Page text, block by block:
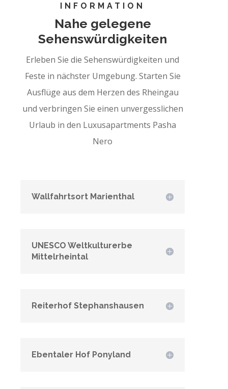
INFORMATION
Nahe gelegene
Sehenswürdigkeiten
Erleben Sie die Sehenswürdigkeiten und
Feste in nächster Umgebung. Starten Sie
Ausflüge aus dem Herzen des Rheingau
und verbringen Sie einen unvergesslichen
Urlaub in den Luxusapartments Pasha
Nero
Wallfahrtsort Marienthal
UNESCO Weltkulturerbe
Mittelrheintal
Reiterhof Stephanshausen
Ebentaler Hof Ponyland